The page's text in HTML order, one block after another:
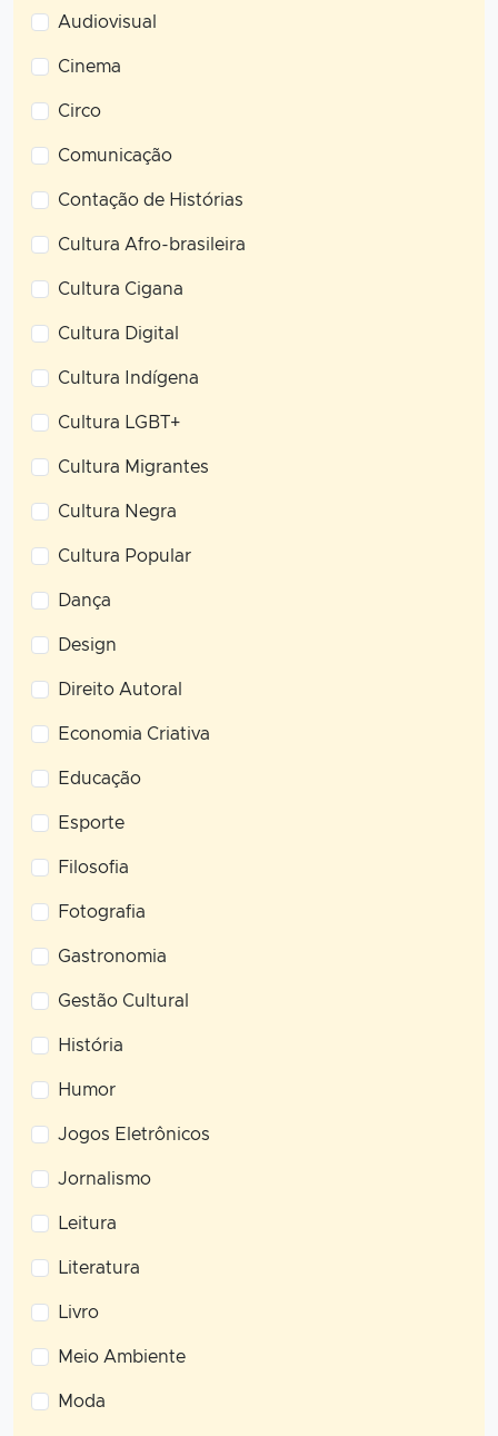
Audiovisual
Cinema
Circo
Comunicação
Contação de Histórias
Cultura Afro-brasileira
Cultura Cigana
Cultura Digital
Cultura Indígena
Cultura LGBT+
Cultura Migrantes
Cultura Negra
Cultura Popular
Dança
Design
Direito Autoral
Economia Criativa
Educação
Esporte
Filosofia
Fotografia
Gastronomia
Gestão Cultural
História
Humor
Jogos Eletrônicos
Jornalismo
Leitura
Literatura
Livro
Meio Ambiente
Moda